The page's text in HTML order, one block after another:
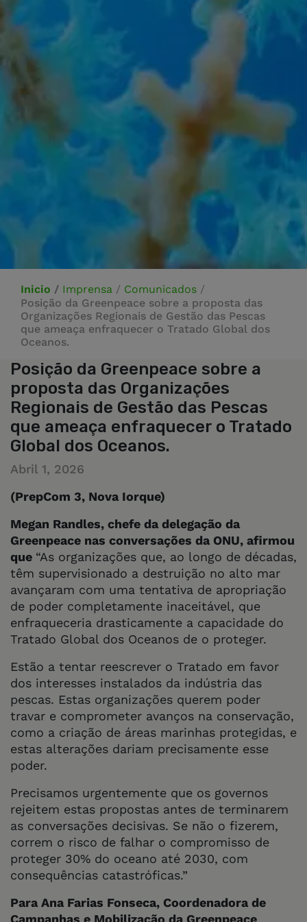
Inicio / Imprensa / Comunicados /
Posição da Greenpeace sobre a proposta das
Organizações Regionais de Gestão das Pescas
que ameaça enfraquecer o Tratado Global dos
Oceanos.
Posição da Greenpeace sobre a
proposta das Organizações
Regionais de Gestão das Pescas
que ameaça enfraquecer o Tratado
Global dos Oceanos.
Abril 1, 2026
(PrepCom 3, Nova Iorque)
Megan Randles, chefe da delegação da
Greenpeace nas conversações da ONU, afirmou
que “As organizações que, ao longo de décadas,
têm supervisionado a destruição no alto mar
avançaram com uma tentativa de apropriação
de poder completamente inaceitável, que
enfraqueceria drasticamente a capacidade do
Tratado Global dos Oceanos de o proteger.
Estão a tentar reescrever o Tratado em favor
dos interesses instalados da indústria das
pescas. Estas organizações querem poder
travar e comprometer avanços na conservação,
como a criação de áreas marinhas protegidas, e
estas alterações dariam precisamente esse
poder.
Precisamos urgentemente que os governos
rejeitem estas propostas antes de terminarem
as conversações decisivas. Se não o fizerem,
correm o risco de falhar o compromisso de
proteger 30% do oceano até 2030, com
consequências catastróficas.”
Para Ana Farias Fonseca, Coordenadora de
Campanhas e Mobilização da Greenpeace